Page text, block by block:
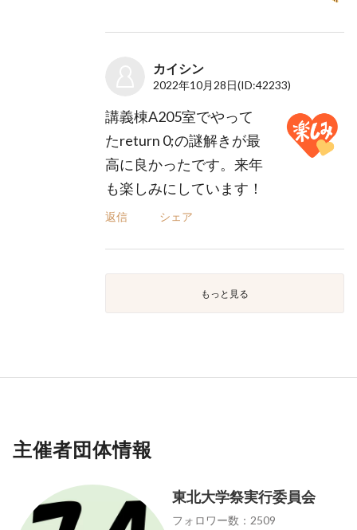
カイシン
2022年10月28日(ID:42233)
講義棟A205室でやって
たreturn 0;の謎解きが最
高に良かったです。来年
も楽しみにしています！
返信 シェア
もっと見る
主催者団体情報
東北大学祭実行委員会
フォロワー数：2509